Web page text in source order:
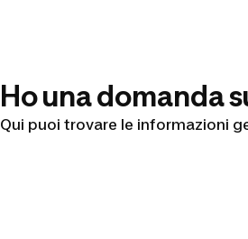
Ho una domanda
Qui puoi trovare le informazioni